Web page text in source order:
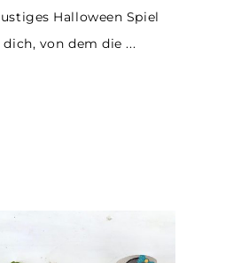
Halloween Spiel
von dem die